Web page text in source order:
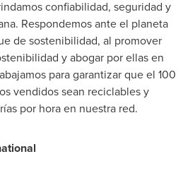
confiabilidad, seguridad y
Respondemos ante el planeta
de sostenibilidad, al promover
y abogar por ellas en
para garantizar que el 100
vendidos sean reciclables y
por hora en nuestra red.